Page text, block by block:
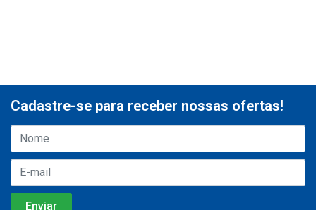
Cadastre-se para receber nossas ofertas!